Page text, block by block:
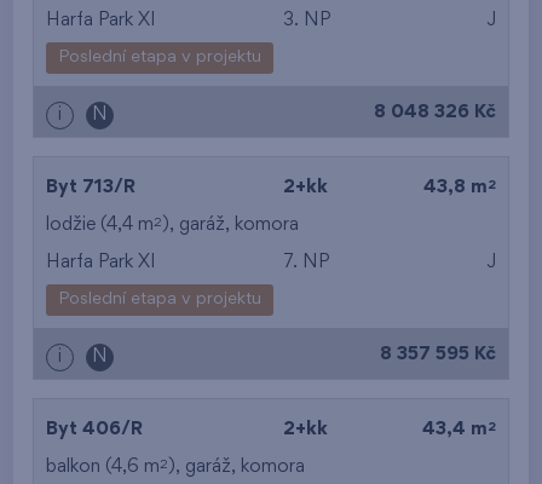
Harfa Park XI 3. NP J
Poslední etapa v projektu
i N 8 048 326 Kč
Byt 713/R 2+kk 43,8 m 2
lodžie (4,4 m2 ), garáž, komora
Harfa Park XI 7. NP J
Poslední etapa v projektu
i N 8 357 595 Kč
Byt 406/R 2+kk 43,4 m 2
balkon (4,6 m2 ), garáž, komora